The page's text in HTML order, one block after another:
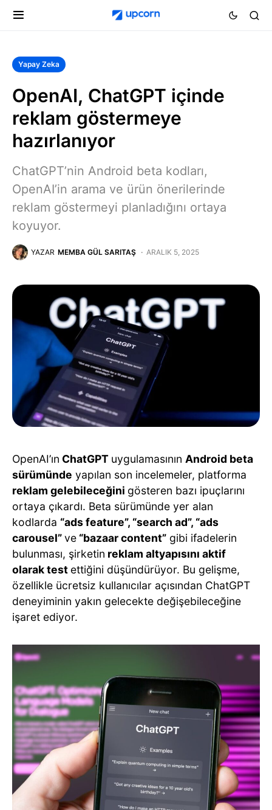
Yapay Zeka
OpenAI, ChatGPT içinde
reklam göstermeye
hazırlanıyor
ChatGPT’nin Android beta kodları,
OpenAI’in arama ve ürün önerilerinde
reklam göstermeyi planladığını ortaya
koyuyor.
YAZAR MEMBA GÜL SARITAŞ ARALIK 5, 2025
OpenAI’ın ChatGPT uygulamasının Android beta
sürümünde yapılan son incelemeler, platforma
reklam gelebileceğini gösteren bazı ipuçlarını
ortaya çıkardı. Beta sürümünde yer alan
kodlarda “ads feature”, “search ad”, “ads
carousel”ve “bazaar content” gibi ifadelerin
bulunması, şirketin reklam altyapısını aktif
olarak test ettiğini düşündürüyor. Bu gelişme,
özellikle ücretsiz kullanıcılar açısından ChatGPT
deneyiminin yakın gelecekte değişebileceğine
işaret ediyor.